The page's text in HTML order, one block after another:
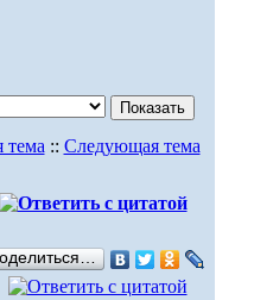
тема :: Следующая тема